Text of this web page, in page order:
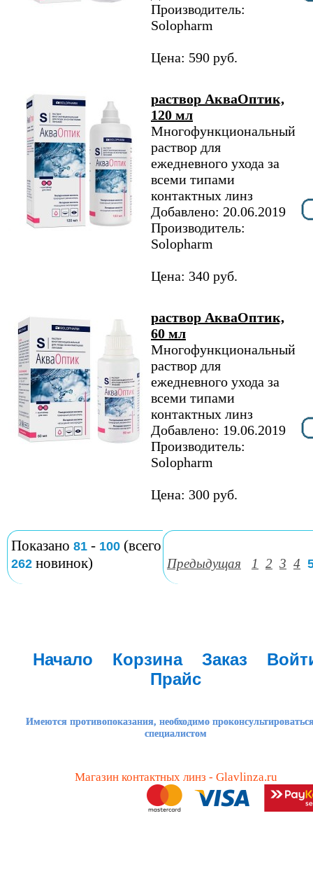
Производитель:
Solopharm
Цена: 590 руб.
раствор АкваОптик,
120 мл
Многофункциональный
раствор для
ежедневного ухода за
всеми типами
контактных линз
Добавлено: 20.06.2019
Производитель:
Solopharm
Цена: 340 руб.
раствор АкваОптик,
60 мл
Многофункциональный
раствор для
ежедневного ухода за
всеми типами
контактных линз
Добавлено: 19.06.2019
Производитель:
Solopharm
Цена: 300 руб.
Показано 81 - 100 (всего
262 новинок) Предыдущая 1 2 3 4
Начало Корзина Заказ
Прайс
Имеются противопоказания, необходимо
специалистом
Магазин контактных линз - Glavlinza.ru